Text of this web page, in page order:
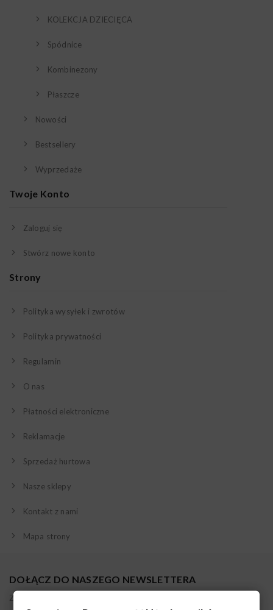
KOLEKCJA DZIECIĘCA
Spódnice
Kombinezony
Płaszcze
Nowości
Bestsellery
Wyprzedaże
Twoje Konto
Zaloguj się
Stwórz nowe konto
Strony
Polityka wysyłek i zwrotów
Polityka prywatności
Regulamin
O nas
Płatności elektroniczne
Reklamacje
Sprzedaż hurtowa
Nasze sklepy
Kontakt z nami
Mapa strony
DOŁĄCZ DO NASZEGO NEWSLETTERA
Zapisując się akceptujesz nasz regulamin. Administratorem